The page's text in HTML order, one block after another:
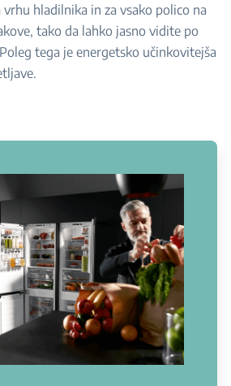
hladilnika in za vsako polico na
tako da lahko jasno vidite po
tega je energetsko učinkovitejša